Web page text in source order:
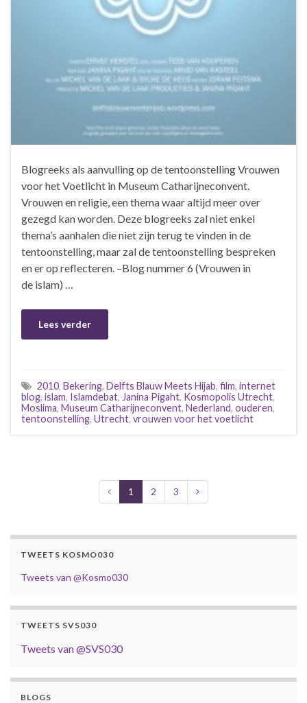
Blogreeks als aanvulling op de tentoonstelling Vrouwen
voor het Voetlicht in Museum Catharijneconvent.
Vrouwen en religie, een thema waar altijd meer over
gezegd kan worden. Deze blogreeks zal niet enkel
thema’s aanhalen die niet zijn terug te vinden in de
tentoonstelling, maar zal de tentoonstelling bespreken
en er op reflecteren. –Blog nummer 6 (Vrouwen in
de islam) …
Lees verder
2010, Bekering, Delfts Blauw Meets Hijab, film, internet
blog, islam, Islamdebat, Janina Pigaht, Kosmopolis Utrecht,
Moslima, Museum Catharijneconvent, Nederland, ouderen,
tentoonstelling, Utrecht, vrouwen voor het voetlicht
1 2 3
TWEETS KOSMO030
Tweets van @Kosmo030
TWEETS SVS030
Tweets van @SVS030
BLOGS